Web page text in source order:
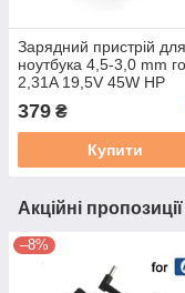
Зарядний пристрій для
ноутбука 4,5-3,0 mm
2,31A 19,5V 45W HP
RENEW
379 ₴
Купити
Акційні
–8%